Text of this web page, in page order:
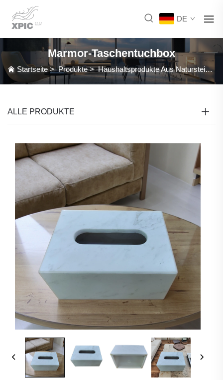
DE
Marmor-Taschentuchbox
Startseite>Produkte>Haushaltsprodukte Aus Naturstein >
ALLE PRODUKTE